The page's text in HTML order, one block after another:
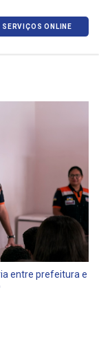
SERVIÇOS ONLINE
entre prefeitura e